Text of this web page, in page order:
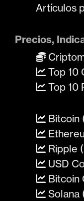
Artículos
Precios,
Top 10
Top 10
Bitcoin
Ripple
USD
Bitcoin
Solana